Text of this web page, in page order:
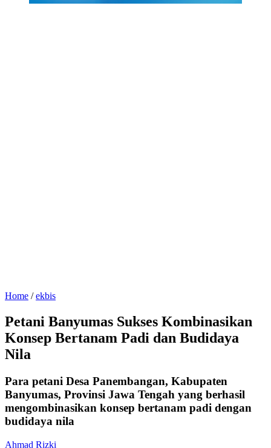
Home /ekbis
Petani Banyumas Sukses Kombinasikan
Konsep Bertanam Padi dan Budidaya
Nila
Para petani Desa Panembangan, Kabupaten
Banyumas, Provinsi Jawa Tengah yang berhasil
mengombinasikan konsep bertanam padi dengan
budidaya nila
Ahmad Rizki